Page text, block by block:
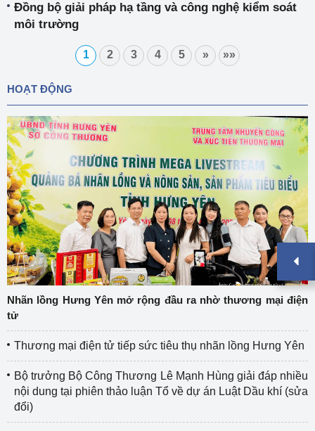
Đồng bộ giải pháp hạ tầng và công nghệ kiểm soát
môi trường
1 2 3 4 5 » »»
HOẠT ĐỘNG
Nhãn lồng Hưng Yên mở rộng đầu ra nhờ thương mại điện
tử
Thương mại điện tử tiếp sức tiêu thụ nhãn lồng Hưng Yên
Bộ trưởng Bộ Công Thương Lê Mạnh Hùng giải đáp nhiều
nội dung tại phiên thảo luận Tổ về dự án Luật Dầu khí (sửa
đổi)